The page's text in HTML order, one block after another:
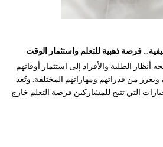
فرصة ذهبية للتعلم واستثمار الوقت
أنظار الطلبة والأفراد إلى استثمار أوقاتهم
ويعزز من قدراتهم ومهاراتهم المختلفة. وتُعد
التي تتيح للمشاركين فرصة التعلم خارج
خبرات ومعارف جديدة تسهم في صقل